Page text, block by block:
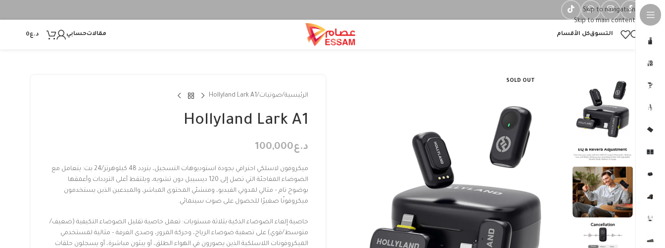
Skip to navigation
Skip to main content
التسوقكل الأقسام مقالاتحسابي د.ع0
SOLD OUT
الرئيسية صوتيات Hollyland Lark A1
Hollyland Lark A1
د.ع100,000
ميكروفون لاسلكي احترافي بجودة استوديوهات التسجيل، بتردد 48 كيلوهرتز/24 بت: يتعامل مع
الضوضاء المفاجئة التي تصل إلى 120 ديسيبل دون تشويه، ويلتقط أعلى الترددات وأعمقها
بوضوح تام – مثالي لمدوني الفيديو، ومنشئي المحتوى المباشر، والمبدعين الذين يستخدمون
ميكروفونًا صغيرًا للحصول على صوت سينمائي.
خاصية إلغاء الضوضاء الذكية بثلاثة مستويات: تعمل خاصية تقليل الضوضاء التكيفية (ضعيف/
متوسط/قوي) على تصفية ضوضاء الرياح، وحركة المرور، وصدى الغرفة – مثالية لمستخدمي
الميكروفونات اللاسلكية الذين يصورون في الهواء الطلق، أو يبثون مباشرة، أو يسجلون حلقات